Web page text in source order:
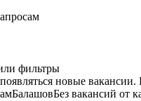
фильтры
новые
БалашовБез вакансий от